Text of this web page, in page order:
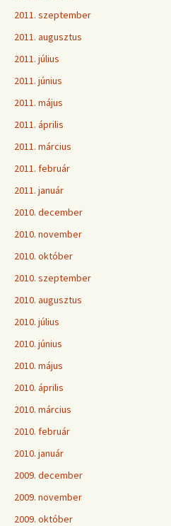
2011. szeptember
2011. augusztus
2011. július
2011. június
2011. május
2011. április
2011. március
2011. február
2011. január
2010. december
2010. november
2010. október
2010. szeptember
2010. augusztus
2010. július
2010. június
2010. május
2010. április
2010. március
2010. február
2010. január
2009. december
2009. november
2009. október